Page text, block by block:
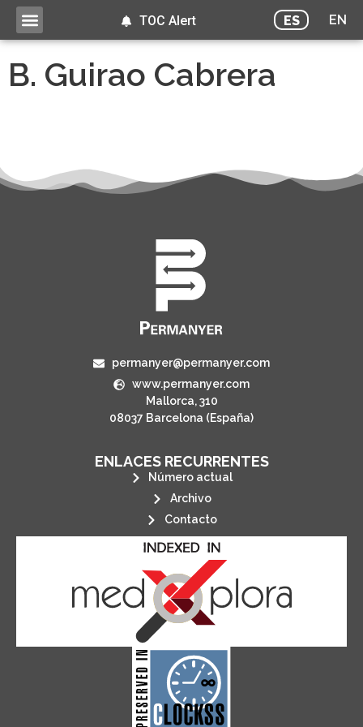
ES EN
TOC Alert
B. Guirao Cabrera
permanyer@permanyer.com
www.permanyer.com
Mallorca, 310
08037 Barcelona (España)
ENLACES RECURRENTES
Número actual
Archivo
Contacto
CLOCKSS is a dak archive that
ensures the long-term survival
of web-based scholary
publications, governed by and for
its stakeholders.